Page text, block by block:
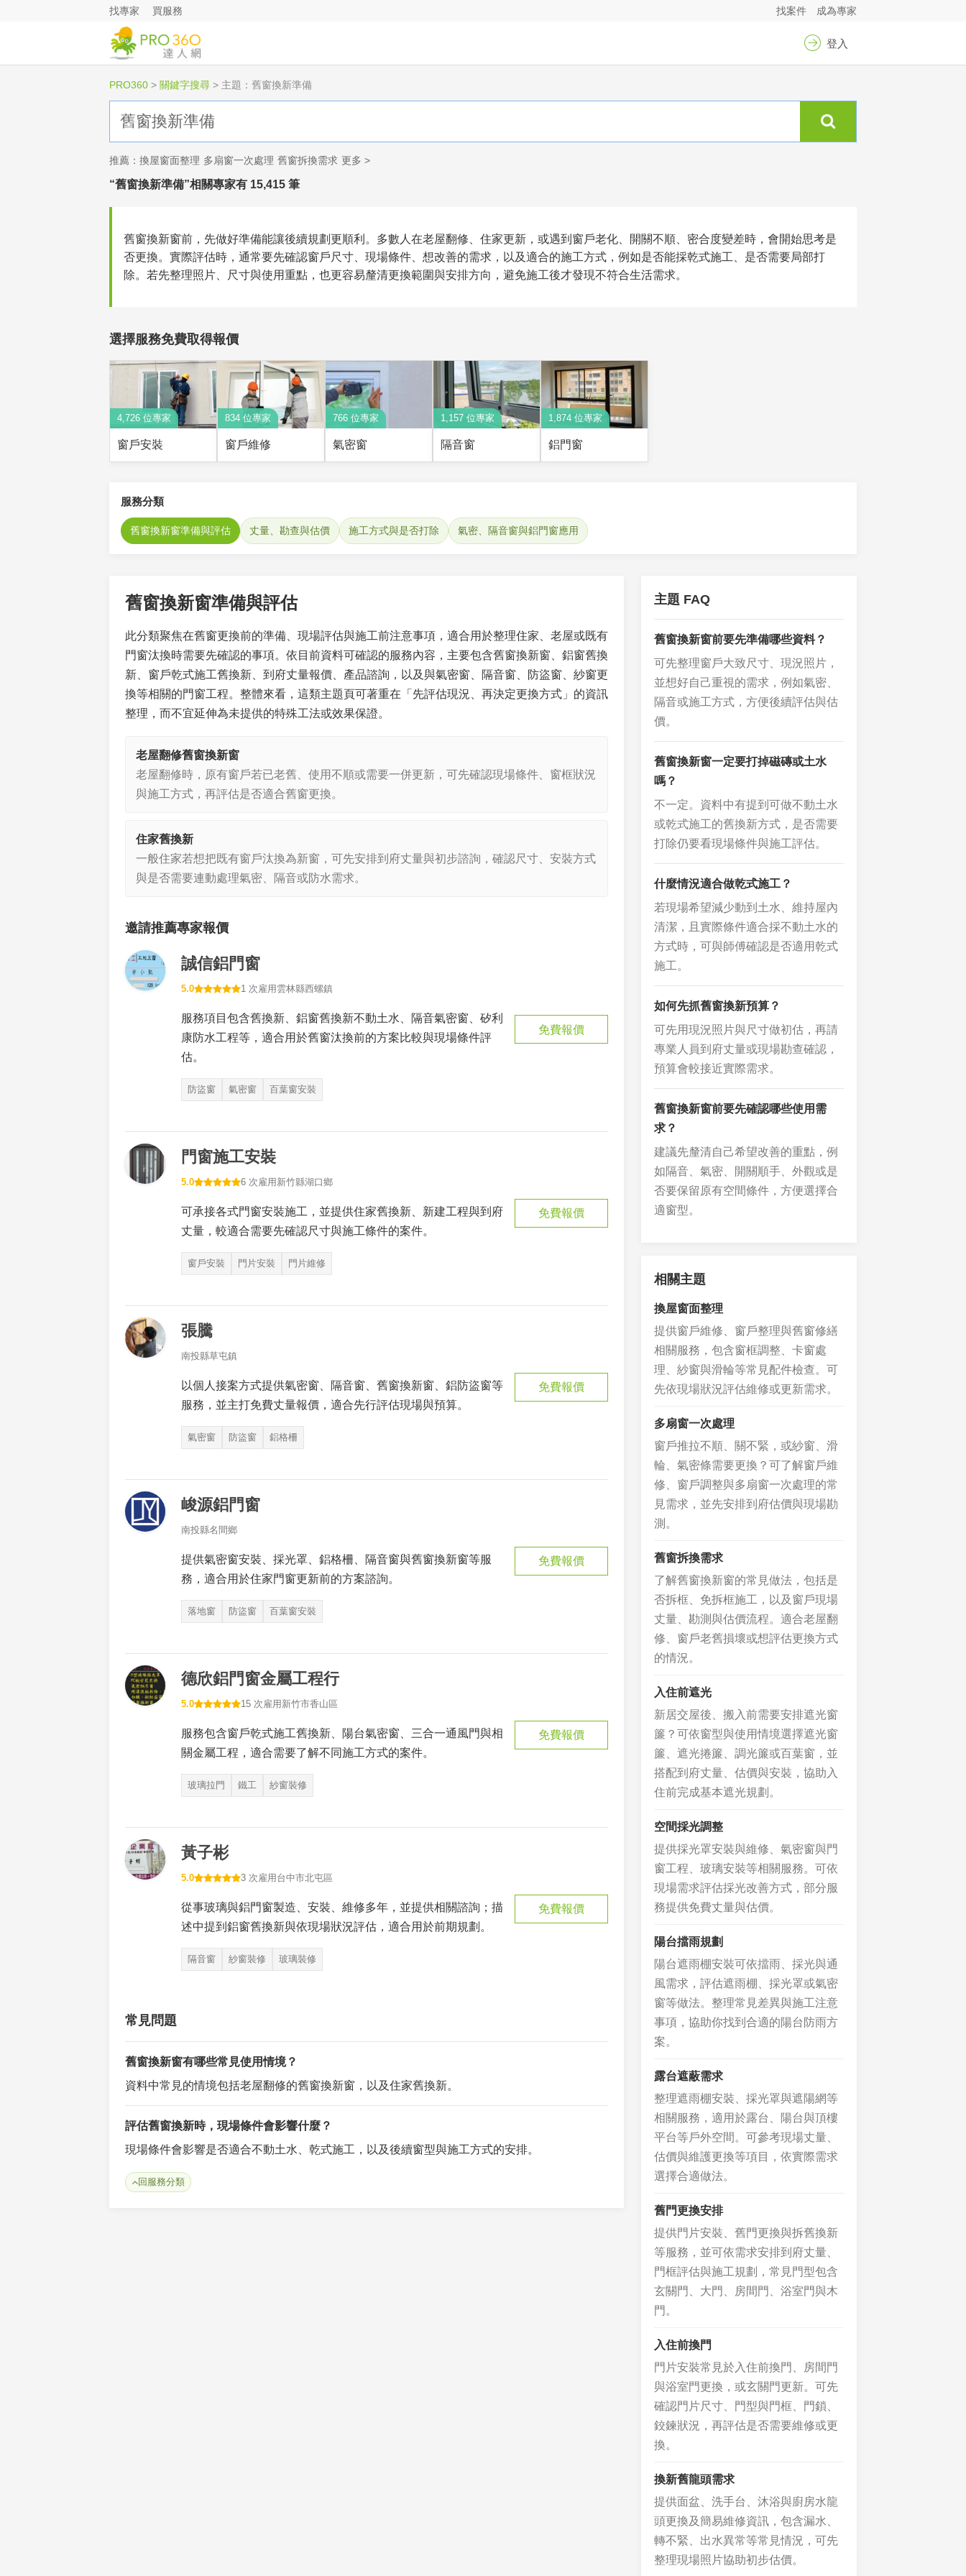
找專家 買服務 成為專家
找案件
登入
PRO360 > 關鍵字搜尋 > 主題：舊窗換新準備
推薦： 換屋窗面整理 多扇窗一次處理 舊窗拆換需求 更多 >
“舊窗換新準備”相關專家有 15,415 筆
舊窗換新窗前，先做好準備能讓後續規劃更順利。多數人在老屋翻修、住家更新，或遇到窗戶老化、開關不順、密合度變差時，會開始思考是
否更換。實際評估時，通常要先確認窗戶尺寸、現場條件、想改善的需求，以及適合的施工方式，例如是否能採乾式施工、是否需要局部打
除。若先整理照片、尺寸與使用重點，也更容易釐清更換範圍與安排方向，避免施工後才發現不符合生活需求。
選擇服務免費取得報價
4,726 位專家
窗戶安裝
834 位專家
窗戶維修
766 位專家
氣密窗
1,157 位專家
隔音窗
1,874 位專家
鋁門窗
服務分類
舊窗換新窗準備與評估 丈量、勘查與估價 施工方式與是否打除 氣密、隔音窗與鋁門窗應用
舊窗換新窗準備與評估
此分類聚焦在舊窗更換前的準備、現場評估與施工前注意事項，適合用於整理住家、老屋或既有
門窗汰換時需要先確認的事項。依目前資料可確認的服務內容，主要包含舊窗換新窗、鋁窗舊換
新、窗戶乾式施工舊換新、到府丈量報價、產品諮詢，以及與氣密窗、隔音窗、防盜窗、紗窗更
換等相關的門窗工程。整體來看，這類主題頁可著重在「先評估現況、再決定更換方式」的資訊
整理，而不宜延伸為未提供的特殊工法或效果保證。
老屋翻修舊窗換新窗
老屋翻修時，原有窗戶若已老舊、使用不順或需要一併更新，可先確認現場條件、窗框狀況
與施工方式，再評估是否適合舊窗更換。
住家舊換新
一般住家若想把既有窗戶汰換為新窗，可先安排到府丈量與初步諮詢，確認尺寸、安裝方式
與是否需要連動處理氣密、隔音或防水需求。
邀請推薦專家報價
誠信鋁門窗
5.0 1 次雇用 雲林縣西螺鎮
服務項目包含舊換新、鋁窗舊換新不動土水、隔音氣密窗、矽利
康防水工程等，適合用於舊窗汰換前的方案比較與現場條件評
估。
防盜窗 氣密窗 百葉窗安裝
免費報價
門窗施工安裝
5.0 6 次雇用 新竹縣湖口鄉
可承接各式門窗安裝施工，並提供住家舊換新、新建工程與到府
丈量，較適合需要先確認尺寸與施工條件的案件。
窗戶安裝 門片安裝 門片維修
免費報價
張騰
南投縣草屯鎮
以個人接案方式提供氣密窗、隔音窗、舊窗換新窗、鋁防盜窗等
服務，並主打免費丈量報價，適合先行評估現場與預算。
氣密窗 防盜窗 鋁格柵
免費報價
峻源鋁門窗
南投縣名間鄉
提供氣密窗安裝、採光罩、鋁格柵、隔音窗與舊窗換新窗等服
務，適合用於住家門窗更新前的方案諮詢。
落地窗 防盜窗 百葉窗安裝
免費報價
德欣鋁門窗金屬工程行
5.0 15 次雇用 新竹市香山區
服務包含窗戶乾式施工舊換新、陽台氣密窗、三合一通風門與相
關金屬工程，適合需要了解不同施工方式的案件。
玻璃拉門 鐵工 紗窗裝修
免費報價
黃子彬
5.0 3 次雇用 台中市北屯區
從事玻璃與鋁門窗製造、安裝、維修多年，並提供相關諮詢；描
述中提到鋁窗舊換新與依現場狀況評估，適合用於前期規劃。
隔音窗 紗窗裝修 玻璃裝修
免費報價
常見問題
舊窗換新窗有哪些常見使用情境？
資料中常見的情境包括老屋翻修的舊窗換新窗，以及住家舊換新。
評估舊窗換新時，現場條件會影響什麼？
現場條件會影響是否適合不動土水、乾式施工，以及後續窗型與施工方式的安排。
回服務分類
主題 FAQ
舊窗換新窗前要先準備哪些資料？
可先整理窗戶大致尺寸、現況照片，
並想好自己重視的需求，例如氣密、
隔音或施工方式，方便後續評估與估
價。
舊窗換新窗一定要打掉磁磚或土水
嗎？
不一定。資料中有提到可做不動土水
或乾式施工的舊換新方式，是否需要
打除仍要看現場條件與施工評估。
什麼情況適合做乾式施工？
若現場希望減少動到土水、維持屋內
清潔，且實際條件適合採不動土水的
方式時，可與師傅確認是否適用乾式
施工。
如何先抓舊窗換新預算？
可先用現況照片與尺寸做初估，再請
專業人員到府丈量或現場勘查確認，
預算會較接近實際需求。
舊窗換新窗前要先確認哪些使用需
求？
建議先釐清自己希望改善的重點，例
如隔音、氣密、開關順手、外觀或是
否要保留原有空間條件，方便選擇合
適窗型。
相關主題
換屋窗面整理
提供窗戶維修、窗戶整理與舊窗修繕
相關服務，包含窗框調整、卡窗處
理、紗窗與滑輪等常見配件檢查。可
先依現場狀況評估維修或更新需求。
多扇窗一次處理
窗戶推拉不順、關不緊，或紗窗、滑
輪、氣密條需要更換？可了解窗戶維
修、窗戶調整與多扇窗一次處理的常
見需求，並先安排到府估價與現場勘
測。
舊窗拆換需求
了解舊窗換新窗的常見做法，包括是
否拆框、免拆框施工，以及窗戶現場
丈量、勘測與估價流程。適合老屋翻
修、窗戶老舊損壞或想評估更換方式
的情況。
入住前遮光
新居交屋後、搬入前需要安排遮光窗
簾？可依窗型與使用情境選擇遮光窗
簾、遮光捲簾、調光簾或百葉窗，並
搭配到府丈量、估價與安裝，協助入
住前完成基本遮光規劃。
空間採光調整
提供採光罩安裝與維修、氣密窗與門
窗工程、玻璃安裝等相關服務。可依
現場需求評估採光改善方式，部分服
務提供免費丈量與估價。
陽台擋雨規劃
陽台遮雨棚安裝可依擋雨、採光與通
風需求，評估遮雨棚、採光罩或氣密
窗等做法。整理常見差異與施工注意
事項，協助你找到合適的陽台防雨方
案。
露台遮蔽需求
整理遮雨棚安裝、採光罩與遮陽網等
相關服務，適用於露台、陽台與頂樓
平台等戶外空間。可參考現場丈量、
估價與維護更換等項目，依實際需求
選擇合適做法。
舊門更換安排
提供門片安裝、舊門更換與拆舊換新
等服務，並可依需求安排到府丈量、
門框評估與施工規劃，常見門型包含
玄關門、大門、房間門、浴室門與木
門。
入住前換門
門片安裝常見於入住前換門、房間門
與浴室門更換，或玄關門更新。可先
確認門片尺寸、門型與門框、門鎖、
鉸鍊狀況，再評估是否需要維修或更
換。
換新舊龍頭需求
提供面盆、洗手台、沐浴與廚房水龍
頭更換及簡易維修資訊，包含漏水、
轉不緊、出水異常等常見情況，可先
整理現場照片協助初步估價。